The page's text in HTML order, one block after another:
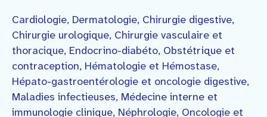
Cardiologie, Dermatologie, Chirurgie digestive,
Chirurgie urologique, Chirurgie vasculaire et
thoracique, Endocrino-diabéto, Obstétrique et
contraception, Hématologie et Hémostase,
Hépato-gastroentérologie et oncologie digestive,
Maladies infectieuses, Médecine interne et
immunologie clinique, Néphrologie, Oncologie et